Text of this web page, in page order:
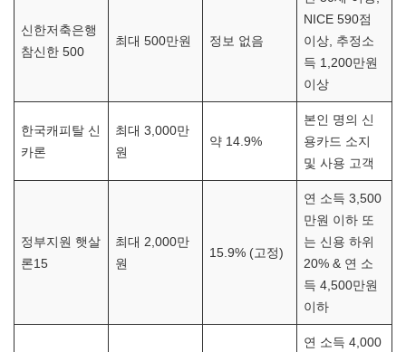
신한저축은행
참신한 500
최대 500만원 정보 없음
NICE 590점
이상, 추정소
득 1,200만원
이상
한국캐피탈 신
카론
최대 3,000만
원
약 14.9%
본인 명의 신
용카드 소지
및 사용 고객
정부지원 햇살
론15
최대 2,000만
원
15.9% (고정)
연 소득 3,500
만원 이하 또
는 신용 하위
20% & 연 소
득 4,500만원
이하
연 소득 4,000